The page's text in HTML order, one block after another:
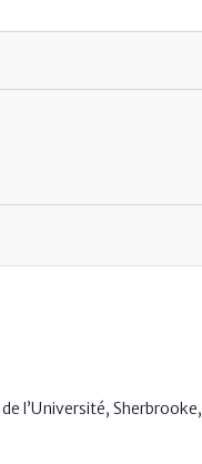
l’Université, Sherbrooke,